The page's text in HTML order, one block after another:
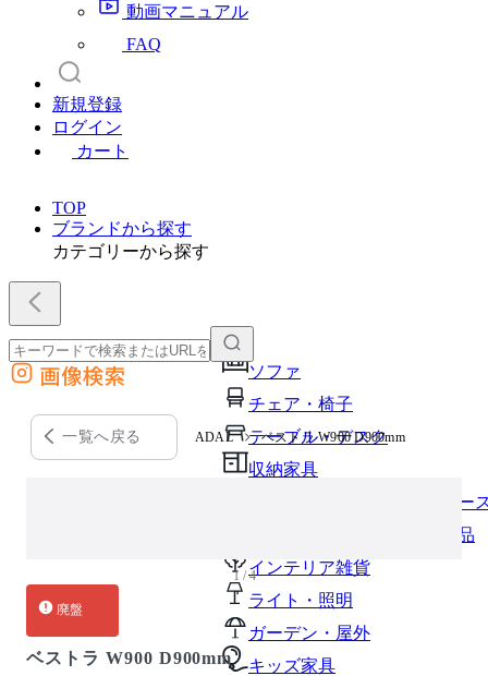
動画マニュアル
FAQ
新規登録
ログイン
カート
TOP
ブランドから探す
カテゴリーから探す
ソファ
チェア・椅子
テーブル・デスク
収納家具
パーソナルブース・集中ブー
オフィスアクセサリー・備品
インテリア雑貨
ライト・照明
ガーデン・屋外
キッズ家具
外部サイトの商品をカートに追加
他のサイトで見つけた商品ページのURLを貼り付けて、カートに追加できます
画像検索
一覧へ戻る ADAL ベストラ W900 D900mm
1 / 4
廃盤
ベストラ W900 D900mm